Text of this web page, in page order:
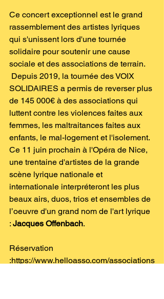
Ce concert exceptionnel est le grand
rassemblement des artistes lyriques
qui s'unissent lors d'une tournée
solidaire pour soutenir une cause
sociale et des associations de terrain.
Depuis 2019, la tournée des VOIX
SOLIDAIRES a permis de reverser plus
de 145 000€ à des associations qui
luttent contre les violences faites aux
femmes, les maltraitances faites aux
enfants, le mal-logement et l'isolement.
Ce 11 juin prochain à l'Opéra de Nice,
une trentaine d'artistes de la grande
scène lyrique nationale et
internationale interpréteront les plus
beaux airs, duos, trios et ensembles de
l’oeuvre d'un grand nom de l'art lyrique
: Jacques Offenbach.
Réservation
:https://www.helloasso.com/associations